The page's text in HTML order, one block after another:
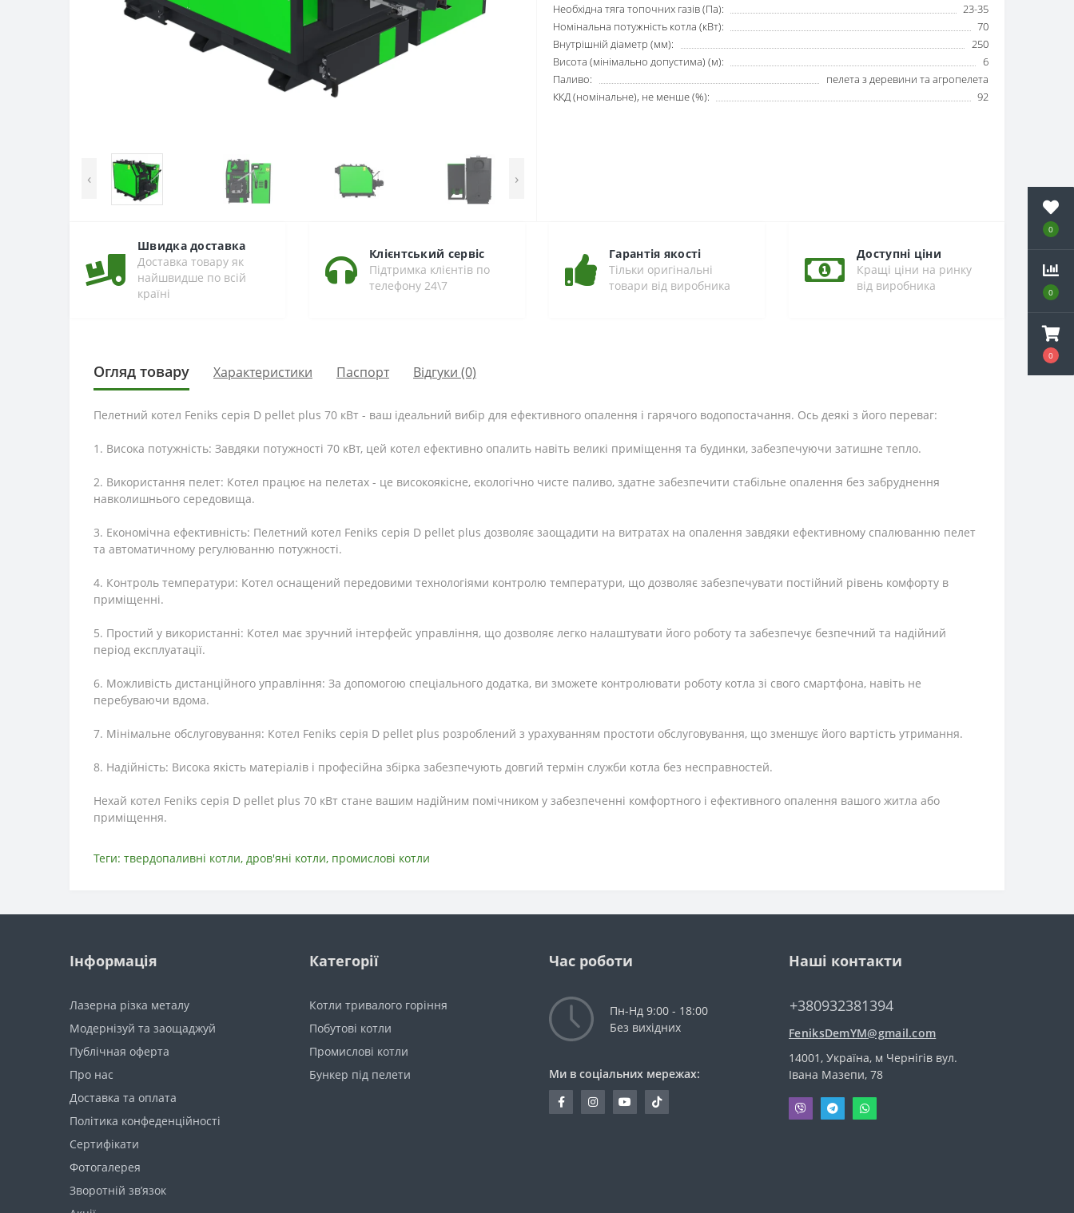
0
0
0
‹ ›
Необхідна тяга топочних газів (Па):
23-35
Номінальна потужність котла (кВт):
70
Внутрішній діаметр (мм):
250
Висота (мінімально допустима) (м):
6
Паливо:
пелета з деревини та агропелета
ККД (номінальне), не менше (%):
92
Швидка доставка
Доставка товару як
найшвидше по всій
країні
Клієнтський сервіс
Підтримка клієнтів по
телефону 24\7
Гарантія якості
Тільки оригінальні
товари від виробника
Доступні ціни
Кращі ціни на ринку
від виробника
Огляд товару Характеристики Паспорт Відгуки (0)
Пелетний котел Feniks серія D pellet plus 70 кВт - ваш ідеальний вибір для ефективного опалення і гарячого водопостачання. Ось деякі з його переваг:
1. Висока потужність: Завдяки потужності 70 кВт, цей котел ефективно опалить навіть великі приміщення та будинки, забезпечуючи затишне тепло.
2. Використання пелет: Котел працює на пелетах - це високоякісне, екологічно чисте паливо, здатне забезпечити стабільне опалення без забруднення
навколишнього середовища.
3. Економічна ефективність: Пелетний котел Feniks серія D pellet plus дозволяє заощадити на витратах на опалення завдяки ефективному спалюванню пелет
та автоматичному регулюванню потужності.
4. Контроль температури: Котел оснащений передовими технологіями контролю температури, що дозволяє забезпечувати постійний рівень комфорту в
приміщенні.
5. Простий у використанні: Котел має зручний інтерфейс управління, що дозволяє легко налаштувати його роботу та забезпечує безпечний та надійний
період експлуатації.
6. Можливість дистанційного управління: За допомогою спеціального додатка, ви зможете контролювати роботу котла зі свого смартфона, навіть не
перебуваючи вдома.
7. Мінімальне обслуговування: Котел Feniks серія D pellet plus розроблений з урахуванням простоти обслуговування, що зменшує його вартість утримання.
8. Надійність: Висока якість матеріалів і професійна збірка забезпечують довгий термін служби котла без несправностей.
Нехай котел Feniks серія D pellet plus 70 кВт стане вашим надійним помічником у забезпеченні комфортного і ефективного опалення вашого житла або
приміщення.
Теги: твердопаливні котли, дров'яні котли, промислові котли
Інформація
Лазерна різка металу
Модернізуй та заощаджуй
Публічная оферта
Про нас
Доставка та оплата
Політика конфеденційності
Сертифікати
Фотогалерея
Зворотній зв’язок
Категорії
Котли тривалого горіння
Побутові котли
Промислові котли
Бункер під пелети
Час роботи
Пн-Нд 9:00 - 18:00
Без вихідних
Ми в соціальних мережах:
Наші контакти
+380932381394
FeniksDemYM@gmail.com
14001, Україна, м Чернігів вул.
Івана Мазепи, 78